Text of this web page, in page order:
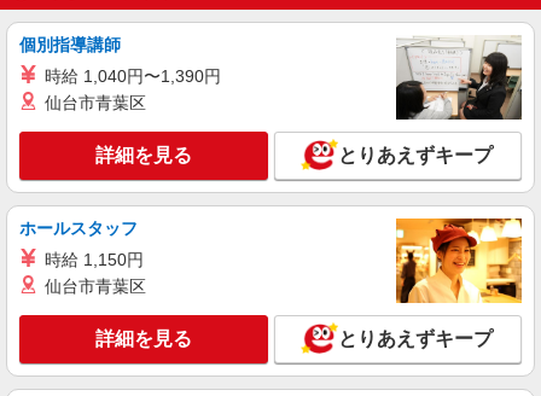
品出し（商品陳列）
ライフ中野坂上店 東京都中野区中央1-36-3
キープ 詳細を見る
アルバイト
ライフ南台店（店舗コード640）
NEW
ライフ南台店 東京都中野区南台2-51-7
詳細を見る
個別指導講師
時給 1,040円〜1,390円
仙台市青葉区
詳細を見る とりあえずキープ
ホールスタッフ
時給 1,150円
仙台市青葉区
詳細を見る とりあえずキープ